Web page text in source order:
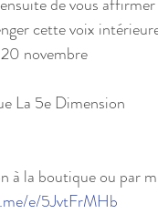
cette voix
novembre
La 5e Dimension
à la boutique ou par
e/5JvtFrMHb